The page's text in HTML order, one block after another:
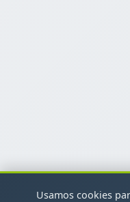
Usamos cookies